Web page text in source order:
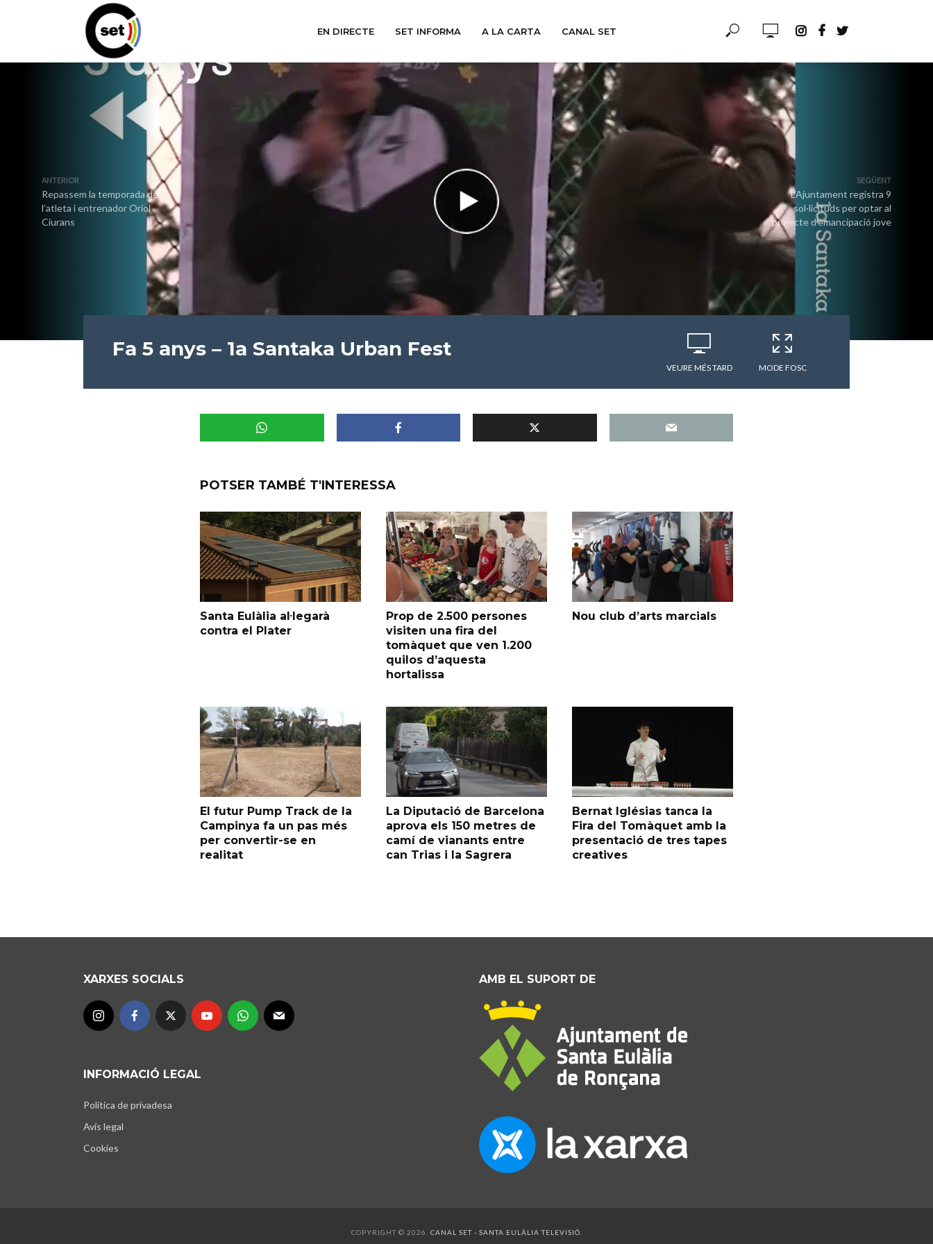
EN DIRECTE SET INFORMA A LA CARTA CANAL SET
ANTERIOR
Repassem la temporada de
l’atleta i entrenador Oriol
Ciurans
SEGÜENT
L’Ajuntament registra 9
sol·licituds per optar al
projecte d’emancipació jove
Fa 5 anys – 1a Santaka Urban Fest
VEURE MÉS TARD MODE FOSC
POTSER TAMBÉ T'INTERESSA
Santa Eulàlia al·legarà
contra el Plater
Prop de 2.500 persones
visiten una fira del
tomàquet que ven 1.200
quilos d’aquesta
hortalissa
Nou club d’arts marcials
El futur Pump Track de la
Campinya fa un pas més
per convertir-se en
realitat
La Diputació de Barcelona
aprova els 150 metres de
camí de vianants entre
can Trias i la Sagrera
Bernat Iglésias tanca la
Fira del Tomàquet amb la
presentació de tres tapes
creatives
XARXES SOCIALS
INFORMACIÓ LEGAL
Política de privadesa
Avís legal
Cookies
AMB EL SUPORT DE
COPYRIGHT © 2026. CANAL SET - SANTA EULÀLIA TELEVISIÓ